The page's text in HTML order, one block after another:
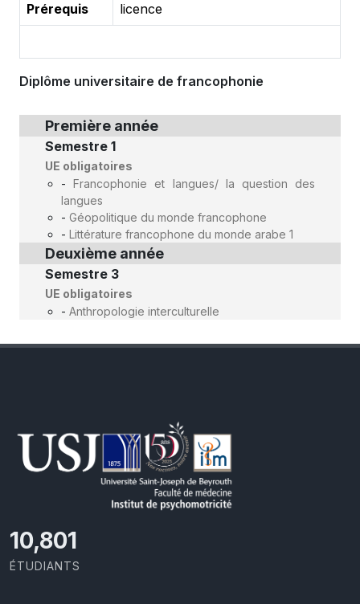
Prérequis licence
Diplôme universitaire de francophonie
Première année
Semestre 1
UE obligatoires
-Francophonie et langues/ la question des
langues
- Géopolitique du monde francophone
- Littérature francophone du monde arabe 1
Deuxième année
Semestre 3
UE obligatoires
- Anthropologie interculturelle
11,418
ÉTUDIANTS